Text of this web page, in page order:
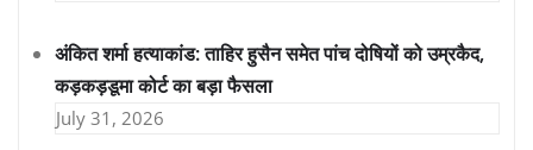
अंकित शर्मा हत्याकांड: ताहिर हुसैन समेत पांच दोषियों को उम्रकैद,
कड़कड़डूमा कोर्ट का बड़ा फैसला
July 31, 2026